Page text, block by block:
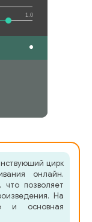
1.0
цирк
онлайн.
что позволяет
На
и основная